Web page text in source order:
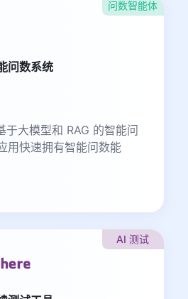
问数智能体
问数系统
于大模型和 RAG 的智能问
用快速拥有智能问数能
AI 测试